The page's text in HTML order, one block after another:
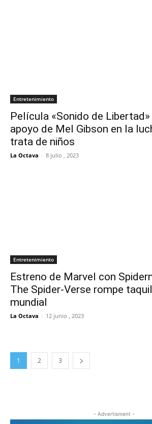
Entretenimiento
Película «Sonido de
apoyo de Mel Gibson en la
trata de niños
La Octava - 8 julio , 2023
Entretenimiento
Estreno de Marvel con
The Spider-Verse rompe
mundial
La Octava - 12 junio , 2023
1 2 3
- Advertisment -